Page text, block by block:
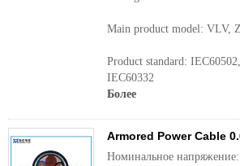
Main product model: VLV,
Product standard:
IEC60332
Более
Armored Power Cable
Номинальное